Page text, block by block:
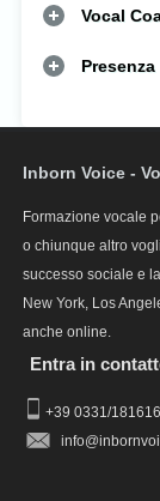
Vocal
Inborn Voice -
Formazione vocale
o chiunque altro
successo sociale e
New York, Los
anche online.
Entra in
+39 0331/
info